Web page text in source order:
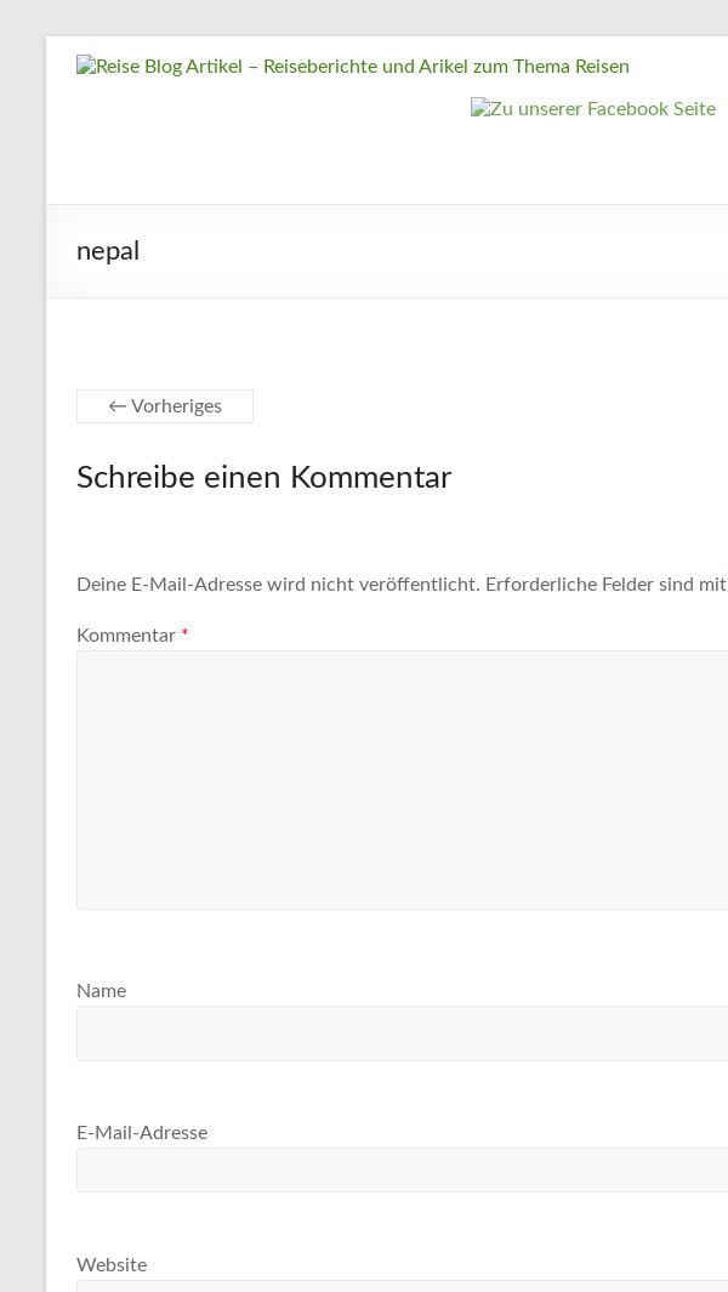
InhaltReise
und
Reisen
Reise
Urlaub,
und
zum
nepal
← Vorheriges
Schreibe einen Kommentar
Deine E-Mail-Adresse wird nicht veröffentlicht. Erforderliche Felder sind mit
Kommentar *
Name
E-Mail-Adresse
Website